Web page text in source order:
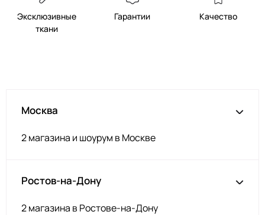
Эксклюзивные
ткани
Гарантии Качество
Москва
2 магазина и шоурум в Москве
Ростов-на-Дону
2 магазина в Ростове-на-Дону